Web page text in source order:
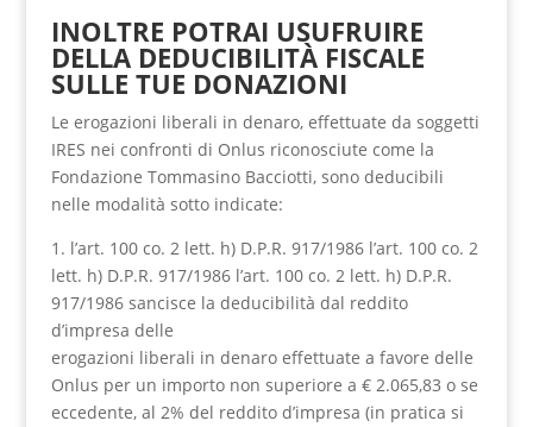
INOLTRE POTRAI USUFRUIRE
DELLA DEDUCIBILITÀ FISCALE
SULLE TUE DONAZIONI
Le erogazioni liberali in denaro, effettuate da soggetti
IRES nei confronti di Onlus riconosciute come la
Fondazione Tommasino Bacciotti, sono deducibili
nelle modalità sotto indicate:
1. l’art. 100 co. 2 lett. h) D.P.R. 917/1986 l’art. 100 co. 2
lett. h) D.P.R. 917/1986 l’art. 100 co. 2 lett. h) D.P.R.
917/1986 sancisce la deducibilità dal reddito
d’impresa delle
erogazioni liberali in denaro effettuate a favore delle
Onlus per un importo non superiore a € 2.065,83 o se
eccedente, al 2% del reddito d’impresa (in pratica si